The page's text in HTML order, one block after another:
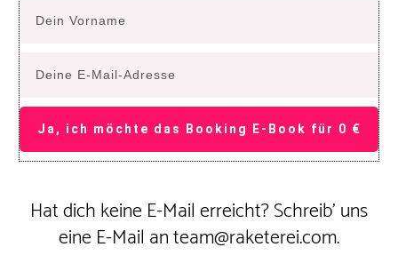
Ja, ich möchte das Booking E-Book für 0 €
Hat dich keine E-Mail erreicht? Schreib' uns
eine E-Mail an team@raketerei.com.